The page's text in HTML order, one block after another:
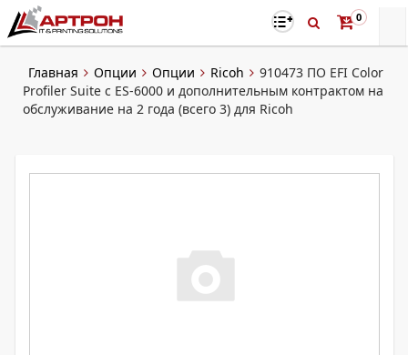
0
Главная Опции Опции Ricoh
910473 ПО EFI Color
Profiler Suite с ES-6000 и дополнительным контрактом на
обслуживание на 2 года (всего 3) для Ricoh